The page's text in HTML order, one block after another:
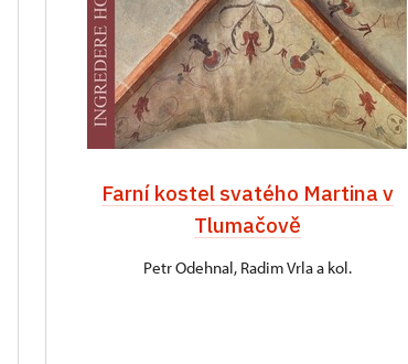
Farní kostel svatého Martina v
Tlumačově
Petr Odehnal, Radim Vrla a kol.